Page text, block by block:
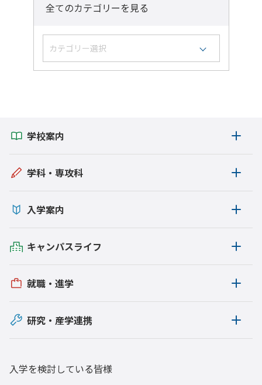
全てのカテゴリーを見る
カテゴリー選択
学生の活躍
報道
教職員の活躍
学生寮
後援会
学校案内
学科・専攻科
入学案内
キャンパスライフ
就職・進学
研究・産学連携
入学を検討している皆様